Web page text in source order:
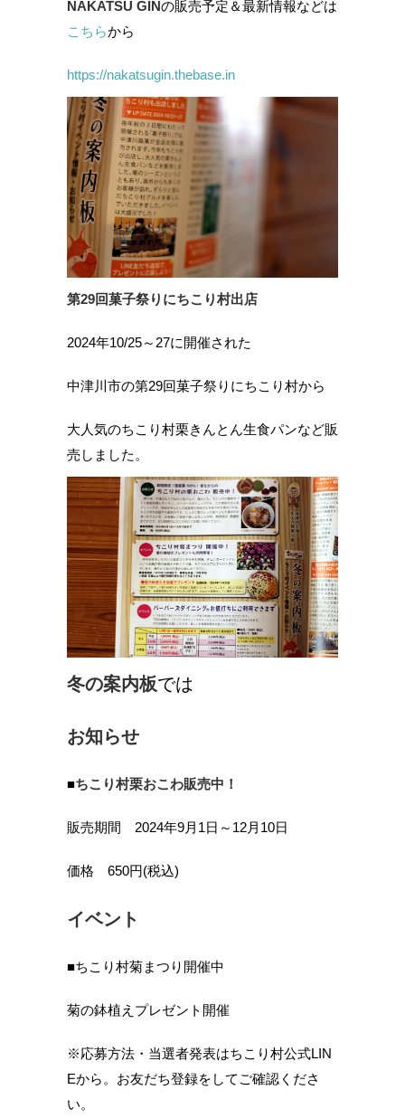
NAKATSU GINの販売予定＆最新情報などは
こちらから
https://nakatsugin.thebase.in
第29回菓子祭りにちこり村出店
2024年10/25～27に開催された
中津川市の第29回菓子祭りにちこり村から
大人気のちこり村栗きんとん生食パンなど販
売しました。
冬の案内板では
お知らせ
■ちこり村栗おこわ販売中！
販売期間 2024年9月1日～12月10日
価格 650円(税込)
イベント
■ちこり村菊まつり開催中
菊の鉢植えプレゼント開催
※応募方法・当選者発表はちこり村公式LIN
Eから。お友だち登録をしてご確認くださ
い。